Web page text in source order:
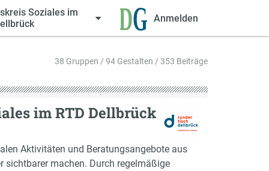
Soziales im
Anmelden
38 Gruppen / 94 Gestalten / 353 Beiträge
im RTD Dellbrück
Aktivitäten und Beratungsangebote aus
sichtbarer machen. Durch regelmäßige